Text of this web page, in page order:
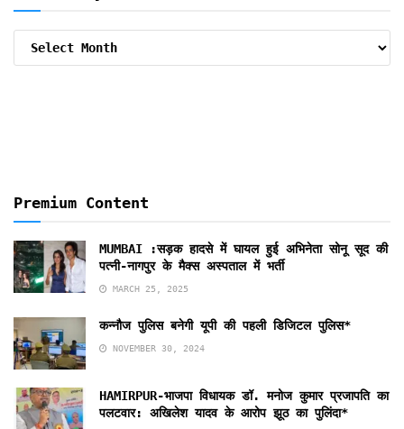
Archive
Premium Content
MUMBAI :सड़क हादसे में घायल हुई अभिनेता सोनू सूद की
पत्नी-नागपुर के मैक्स अस्पताल में भर्ती
MARCH 25, 2025
कन्नौज पुलिस बनेगी यूपी की पहली डिजिटल पुलिस*
NOVEMBER 30, 2024
HAMIRPUR-भाजपा विधायक डॉ. मनोज कुमार प्रजापति का
पलटवार: अखिलेश यादव के आरोप झूठ का पुलिंदा*